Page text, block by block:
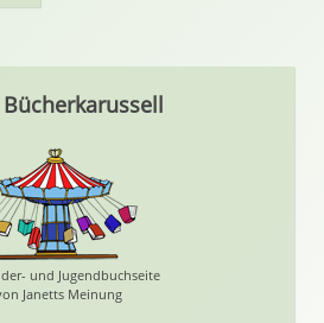
und Jugendbuchseite
Janetts Meinung